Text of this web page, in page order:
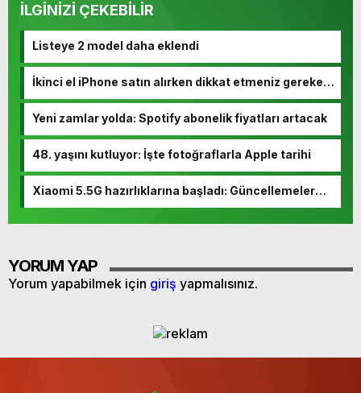
İLGİNİZİ ÇEKEBİLİR
Listeye 2 model daha eklendi
İkinci el iPhone satın alırken dikkat etmeniz gereken
Yeni zamlar yolda: Spotify abonelik fiyatları artacak
48. yaşını kutluyor: İşte fotoğraflarla Apple tarihi
Xiaomi 5.5G hazırlıklarına başladı: Güncellemeler
YORUM YAP
Yorum yapabilmek için giriş yapmalısınız.